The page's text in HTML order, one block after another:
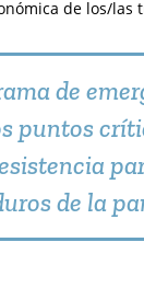
de los/las
de
puntos
de la